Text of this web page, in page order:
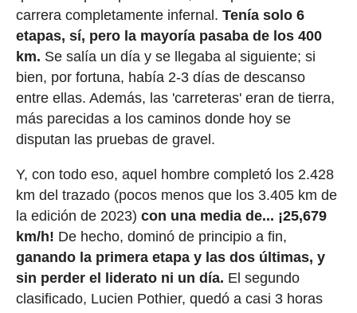
carrera completamente infernal. Tenía solo 6
etapas, sí, pero la mayoría pasaba de los 400
km. Se salía un día y se llegaba al siguiente; si
bien, por fortuna, había 2-3 días de descanso
entre ellas. Además, las 'carreteras' eran de tierra,
más parecidas a los caminos donde hoy se
disputan las pruebas de gravel.
Y, con todo eso, aquel hombre completó los 2.428
km del trazado (pocos menos que los 3.405 km de
la edición de 2023) con una media de... ¡25,679
km/h! De hecho, dominó de principio a fin,
ganando la primera etapa y las dos últimas, y
sin perder el liderato ni un día. El segundo
clasificado, Lucien Pothier, quedó a casi 3 horas